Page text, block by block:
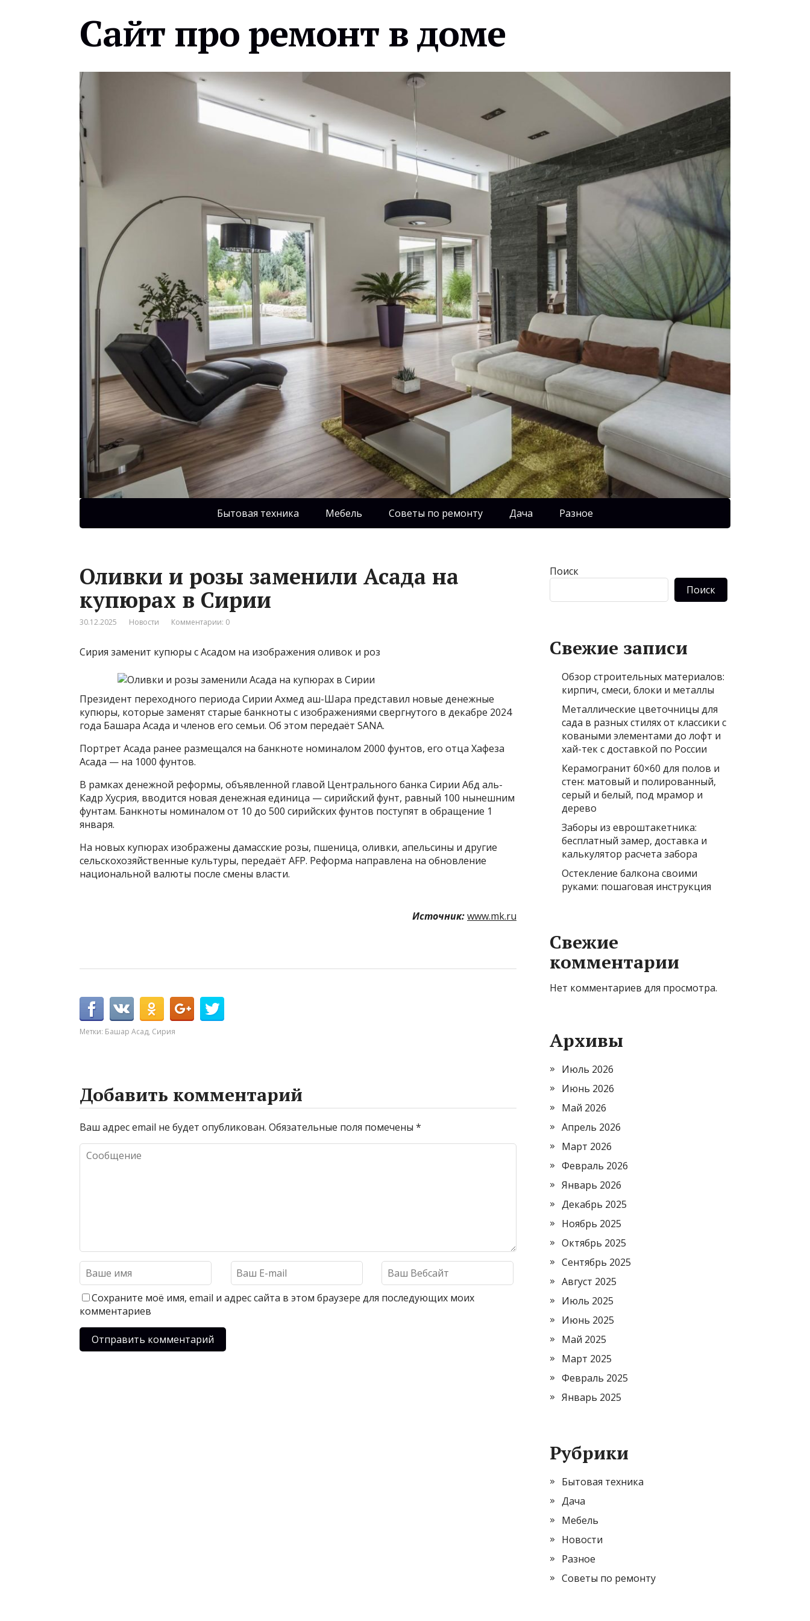
Сайт про ремонт в доме
Бытовая техника Мебель Советы по ремонту Дача Разное
Оливки и розы заменили Асада на
купюрах в Сирии
30.12.2025 Новости Комментарии: 0
Сирия заменит купюры с Асадом на изображения оливок и роз
Президент переходного периода Сирии Ахмед аш-Шара представил новые денежные
купюры, которые заменят старые банкноты с изображениями свергнутого в декабре 2024
года Башара Асада и членов его семьи. Об этом передаёт SANA.
Портрет Асада ранее размещался на банкноте номиналом 2000 фунтов, его отца Хафеза
Асада — на 1000 фунтов.
В рамках денежной реформы, объявленной главой Центрального банка Сирии Абд аль-
Кадр Хусрия, вводится новая денежная единица — сирийский фунт, равный 100 нынешним
фунтам. Банкноты номиналом от 10 до 500 сирийских фунтов поступят в обращение 1
января.
На новых купюрах изображены дамасские розы, пшеница, оливки, апельсины и другие
сельскохозяйственные культуры, передаёт AFP. Реформа направлена на обновление
национальной валюты после смены власти.
Источник:www.mk.ru
Метки: Башар Асад, Сирия
Добавить комментарий
Ваш адрес email не будет опубликован. Обязательные поля помечены *
Сохраните моё имя, email и адрес сайта в этом браузере для последующих моих
комментариев
Поиск
Поиск
Свежие записи
Обзор строительных материалов:
кирпич, смеси, блоки и металлы
Металлические цветочницы для
сада в разных стилях от классики с
коваными элементами до лофт и
хай-тек с доставкой по России
Керамогранит 60×60 для полов и
стен: матовый и полированный,
серый и белый, под мрамор и
дерево
Заборы из евроштакетника:
бесплатный замер, доставка и
калькулятор расчета забора
Остекление балкона своими
руками: пошаговая инструкция
Свежие
комментарии
Нет комментариев для просмотра.
Архивы
Июль 2026
Июнь 2026
Май 2026
Апрель 2026
Март 2026
Февраль 2026
Январь 2026
Декабрь 2025
Ноябрь 2025
Октябрь 2025
Сентябрь 2025
Август 2025
Июль 2025
Июнь 2025
Май 2025
Март 2025
Февраль 2025
Январь 2025
Рубрики
Бытовая техника
Дача
Мебель
Новости
Разное
Советы по ремонту